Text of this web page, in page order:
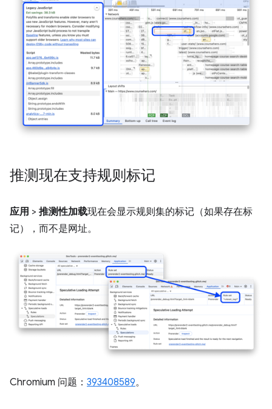
推测现在支持规则标记
应用 > 推测性加载现在会显示规则集的标记（如果存在标
记），而不是网址。
Chromium 问题： 393408589。